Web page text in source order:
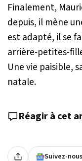
Finalement,
depuis, il mène
est adapté, il se
arrière-petites-
Une vie paisible,
natale.
Réagir à cet
Suivez-